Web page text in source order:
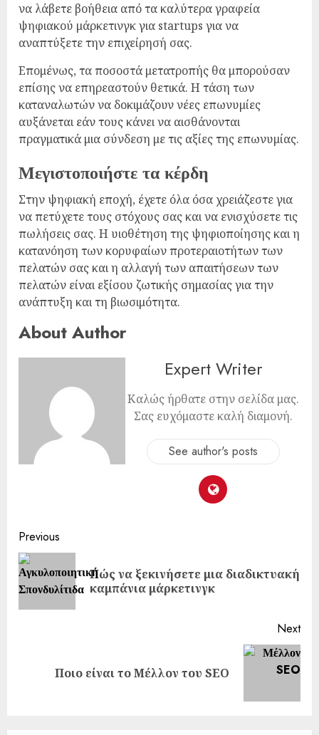
να λάβετε βοήθεια από τα καλύτερα γραφεία
ψηφιακού μάρκετινγκ για startups για να
αναπτύξετε την επιχείρησή σας.
Επομένως, τα ποσοστά μετατροπής θα μπορούσαν
επίσης να επηρεαστούν θετικά. Η τάση των
καταναλωτών να δοκιμάζουν νέες επωνυμίες
αυξάνεται εάν τους κάνει να αισθάνονται
πραγματικά μια σύνδεση με τις αξίες της επωνυμίας.
Μεγιστοποιήστε τα κέρδη
Στην ψηφιακή εποχή, έχετε όλα όσα χρειάζεστε για
να πετύχετε τους στόχους σας και να ενισχύσετε τις
πωλήσεις σας. Η υιοθέτηση της ψηφιοποίησης και η
κατανόηση των κορυφαίων προτεραιοτήτων των
πελατών σας και η αλλαγή των απαιτήσεων των
πελατών είναι εξίσου ζωτικής σημασίας για την
ανάπτυξη και τη βιωσιμότητα.
About Author
Expert Writer
Καλώς ήρθατε στην σελίδα μας.
Σας ευχόμαστε καλή διαμονή.
See author's posts
Continue
Reading
Previous
Πώς να ξεκινήσετε μια διαδικτυακή
καμπάνια μάρκετινγκ
Next
Ποιο είναι το Μέλλον του SEO